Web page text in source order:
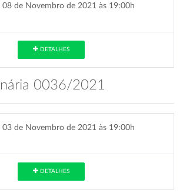
08 de Novembro de 2021 às 19:00h
DETALHES
0036/2021
03 de Novembro de 2021 às 19:00h
DETALHES